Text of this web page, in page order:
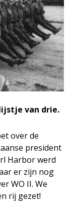
van drie.
over de
president
Harbor werd
er zijn nog
WO II. We
rij gezet!